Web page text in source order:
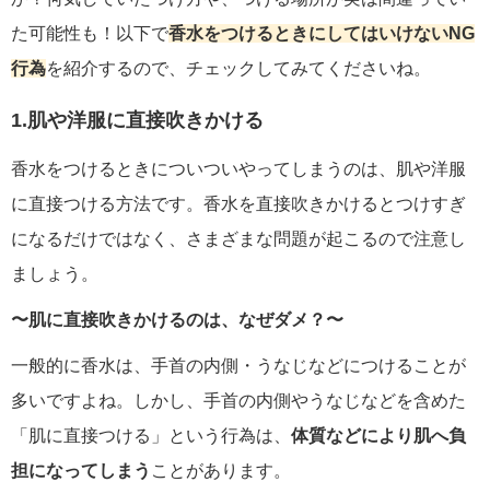
た可能性も！以下で香水をつけるときにしてはいけないNG
行為を紹介するので、チェックしてみてくださいね。
1.肌や洋服に直接吹きかける
香水をつけるときについついやってしまうのは、肌や洋服
に直接つける方法です。香水を直接吹きかけるとつけすぎ
になるだけではなく、さまざまな問題が起こるので注意し
ましょう。
〜肌に直接吹きかけるのは、なぜダメ？〜
一般的に香水は、手首の内側・うなじなどにつけることが
多いですよね。しかし、手首の内側やうなじなどを含めた
「肌に直接つける」という行為は、 体質などにより肌へ負
担になってしまう ことがあります。